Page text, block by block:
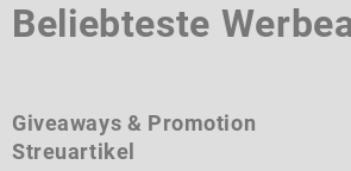
Beliebteste
Giveaways & Promotion
Streuartikel